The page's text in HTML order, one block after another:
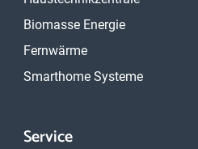
Biomasse Energie
Fernwärme
Smarthome Systeme
Service